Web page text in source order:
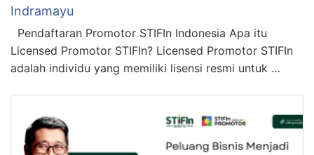
Indramayu
Pendaftaran Promotor STIFIn Indonesia Apa itu
Licensed Promotor STIFIn? Licensed Promotor STIFIn
adalah individu yang memiliki lisensi resmi untuk …